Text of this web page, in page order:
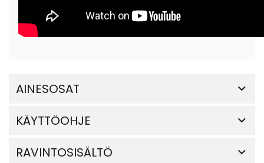
AINESOSAT
KÄYTTÖOHJE
RAVINTOSISÄLTÖ